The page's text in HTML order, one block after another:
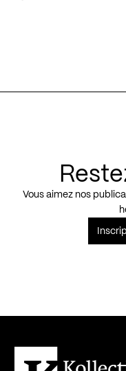
Vous aimez nos